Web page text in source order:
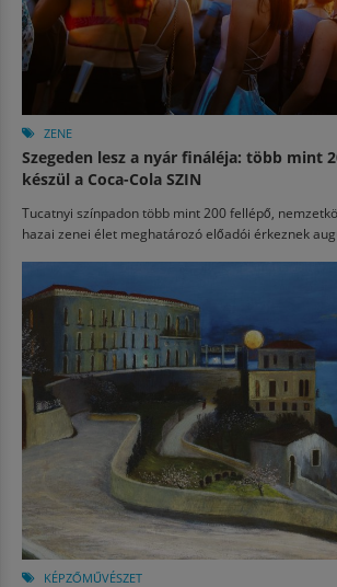
ZENE
Szegeden lesz a nyár fináléja: több mint
készül a Coca-Cola SZIN
Tucatnyi színpadon több mint 200 fellépő,
hazai zenei élet meghatározó előadói érkeznek
KÉPZŐMŰVÉSZET